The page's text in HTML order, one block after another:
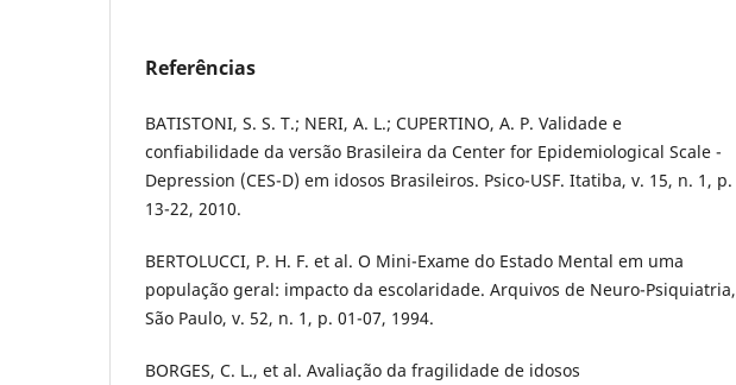
Referências
BATISTONI, S. S. T.; NERI, A. L.; CUPERTINO, A. P. Validade e
confiabilidade da versão Brasileira da Center for Epidemiological Scale -
Depression (CES-D) em idosos Brasileiros. Psico-USF. Itatiba, v. 15, n. 1, p.
13-22, 2010.
BERTOLUCCI, P. H. F. et al. O Mini-Exame do Estado Mental em uma
população geral: impacto da escolaridade. Arquivos de Neuro-Psiquiatria,
São Paulo, v. 52, n. 1, p. 01-07, 1994.
BORGES, C. L., et al. Avaliação da fragilidade de idosos